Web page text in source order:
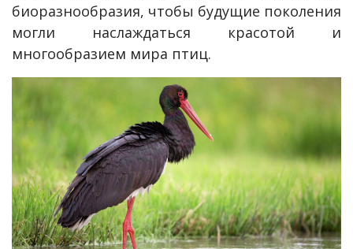
биоразнообразия, чтобы будущие поколения
могли наслаждаться красотой и
многообразием мира птиц.